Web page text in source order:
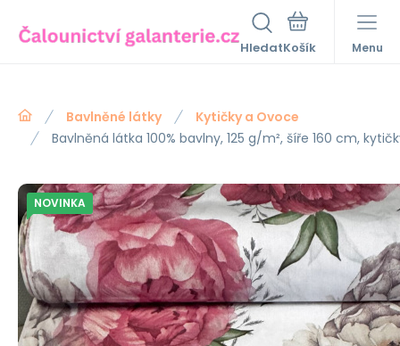
Hledat Menu
Bavlněné látky
Kytičky a Ovoce
Bavlněná látka 100% bavlny, 125 g/m², šíře 160 cm,
NOVINKA